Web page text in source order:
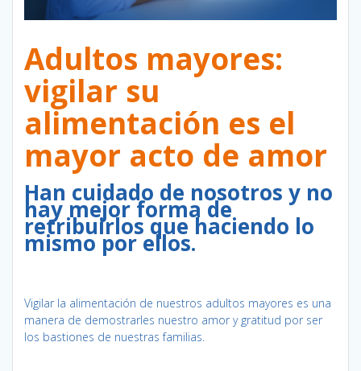
Adultos mayores:
vigilar su
alimentación es el
mayor acto de amor
Han cuidado de nosotros y no
hay mejor forma de
retribuirlos que haciendo lo
mismo por ellos.
Vigilar la alimentación de nuestros adultos mayores es una
manera de demostrarles nuestro amor y gratitud por ser
los bastiones de nuestras familias.